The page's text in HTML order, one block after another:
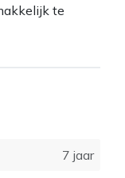
te
7 jaar